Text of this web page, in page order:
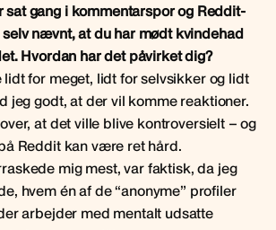
sat gang i kommentarspor og Reddit-
nævnt, at du har mødt kvindehad
Hvordan har det påvirket dig?
for meget, lidt for selvsikker og lidt
jeg godt, at der vil komme reaktioner.
at det ville blive kontroversielt – og
Reddit kan være ret hård.
mig mest, var faktisk, da jeg
hvem én af de “anonyme” profiler
arbejder med mentalt udsatte